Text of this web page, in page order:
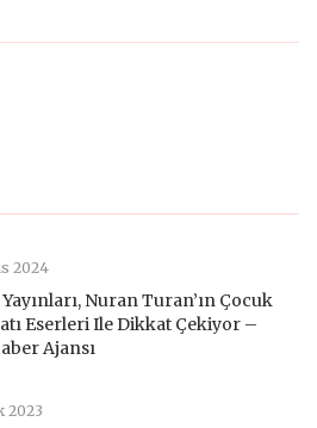
2024
Nuran Turan’ın Çocuk
Eserleri Ile Dikkat Çekiyor –
Ajansı
2023